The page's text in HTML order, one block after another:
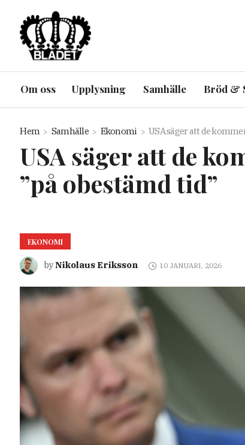
Om oss Upplysning Samhälle Bröd &
Hem Samhälle Ekonomi USA säger att de
USA säger att de
”på obestämd tid”
EKONOMI
byNikolaus Eriksson 10 JANUARI, 2026